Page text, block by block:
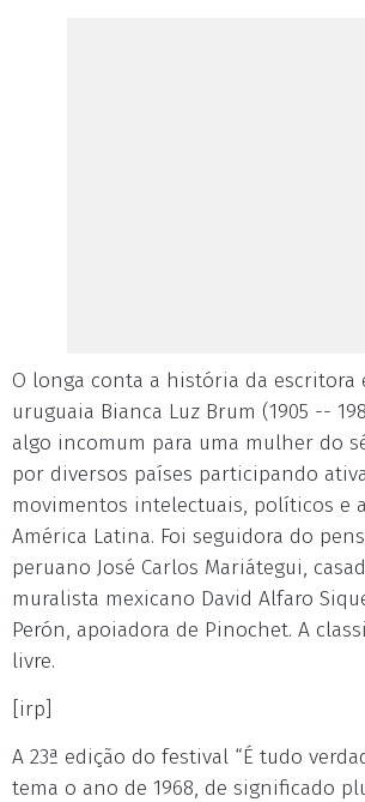
O longa conta a história da escritora
uruguaia Bianca Luz Brum (1905 --
algo incomum para uma mulher do
por diversos países participando
movimentos intelectuais, políticos e
América Latina. Foi seguidora do
peruano José Carlos Mariátegui,
muralista mexicano David Alfaro
Perón, apoiadora de Pinochet. A
livre.
[irp]
A 23ª edição do festival “É tudo
tema o ano de 1968, de significado